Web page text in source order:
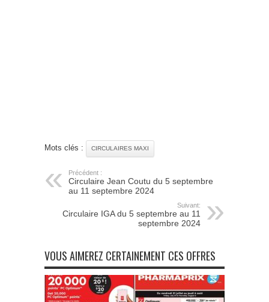
Mots clés : CIRCULAIRES MAXI
Précédent :
Circulaire Jean Coutu du 5 septembre
au 11 septembre 2024
Suivant:
Circulaire IGA du 5 septembre au 11
septembre 2024
VOUS AIMEREZ CERTAINEMENT CES OFFRES